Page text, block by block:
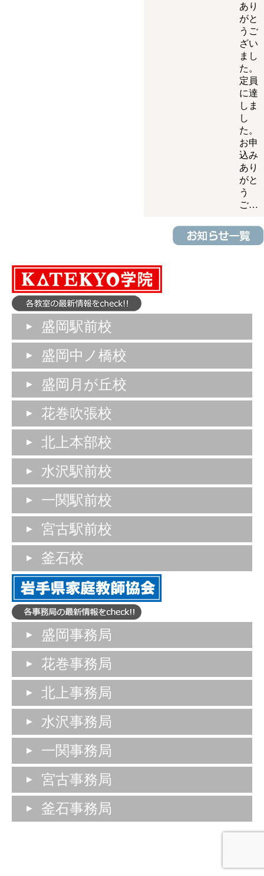
あり
がと
うご
ざい
まし
た。
定員
に達
しま
し
た。
お申
込み
あり
がと
う
ご…
盛岡駅前校
盛岡中ノ橋校
盛岡月が丘校
花巻吹張校
北上本部校
水沢駅前校
一関駅前校
宮古駅前校
釜石校
盛岡事務局
花巻事務局
北上事務局
水沢事務局
一関事務局
宮古事務局
釜石事務局